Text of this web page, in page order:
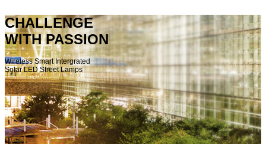
CHALLENGE
WITH PASSION
Wireless Smart Intergrated
Solar LED Street Lamps